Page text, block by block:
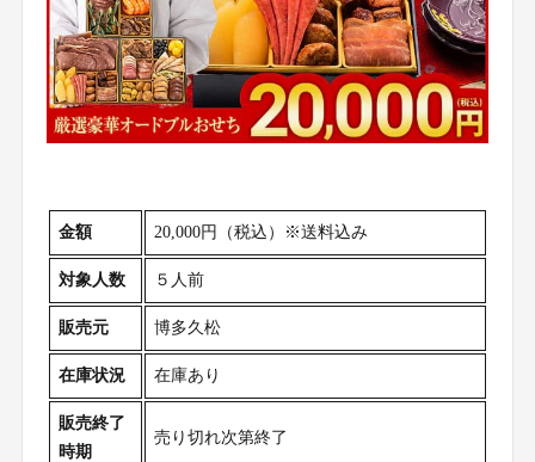
金額 20,000円（税込）※送料込み
対象人数 ５人前
販売元 博多久松
在庫状況 在庫あり
販売終了
時期
売り切れ次第終了